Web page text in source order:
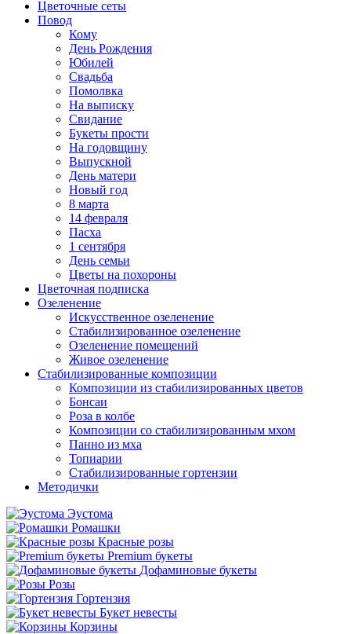
Цветочные сеты
Повод
Кому
День Рождения
Юбилей
Свадьба
Помолвка
На выписку
Свидание
Букеты прости
На годовщину
Выпускной
День матери
Новый год
8 марта
14 февраля
Пасха
1 сентября
День семьи
Цветы на похороны
Цветочная подписка
Озеленение
Искусственное озеленение
Стабилизированное озеленение
Озеленение помещений
Живое озеленение
Стабилизированные композиции
Композиции из стабилизированных цветов
Бонсаи
Роза в колбе
Композиции со стабилизированным мхом
Панно из мха
Топиарии
Стабилизированные гортензии
Методички
Эустома
Ромашки
Красные розы
Premium букеты
Дофаминовые букеты
Розы
Гортензия
Букет невесты
Корзины